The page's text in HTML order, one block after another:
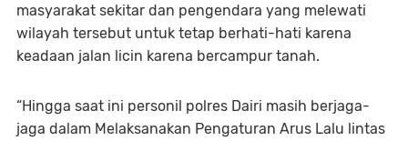
masyarakat sekitar dan pengendara yang melewati
wilayah tersebut untuk tetap berhati-hati karena
keadaan jalan licin karena bercampur tanah.
“Hingga saat ini personil polres Dairi masih berjaga-
jaga dalam Melaksanakan Pengaturan Arus Lalu lintas